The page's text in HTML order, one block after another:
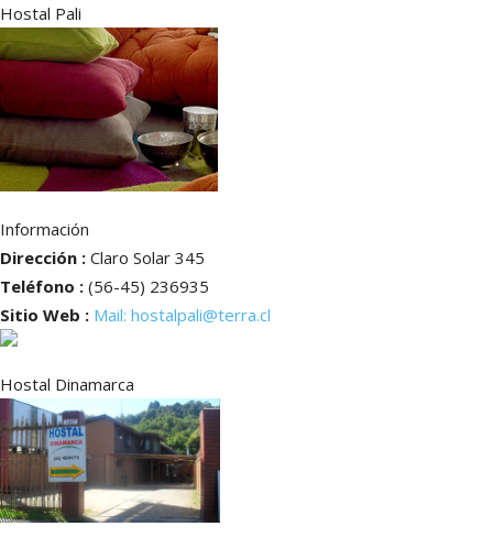
Hostal Pali
Información
Dirección : Claro Solar 345
Teléfono : (56-45) 236935
Sitio Web : Mail: hostalpali@terra.cl
Hostal Dinamarca